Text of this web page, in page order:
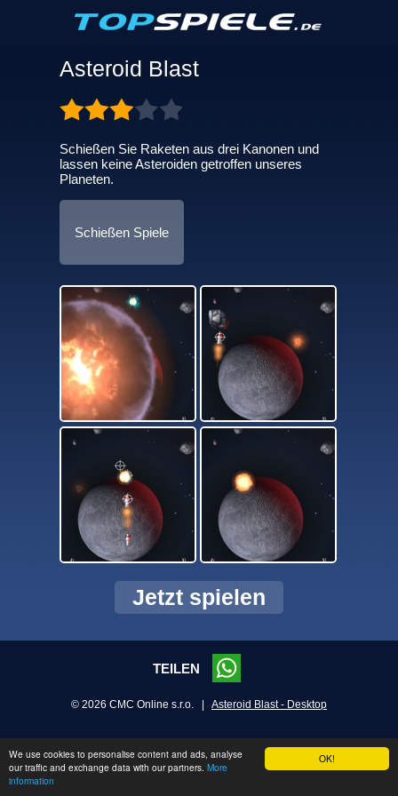
OK!
We use cookies to personalise content and ads, analyse
our traffic and exchange data with our partners. More
information
Asteroid Blast
Schießen Sie Raketen aus drei Kanonen und
lassen keine Asteroiden getroffen unseres
Planeten.
Schießen Spiele
Jetzt spielen
TEILEN
© 2026 CMC Online s.r.o. | Asteroid Blast - Desktop